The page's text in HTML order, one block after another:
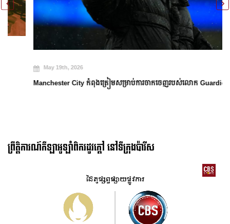
May 19th, 2026
Manchester City កំពុងត្រៀមសម្រាប់ការចាកចេញរបស់លោក Guardiola
ព្រឹត្តិការណ៍កីឡាអូឡាំពិករដូវក្ដៅ នៅទីក្រុងប៉ារីស